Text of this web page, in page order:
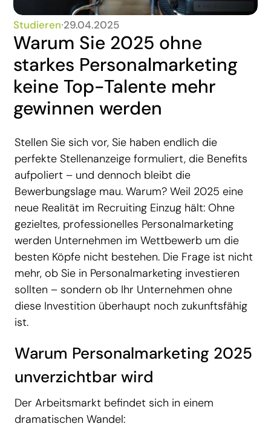
Studieren∙29.04.2025
Warum Sie 2025 ohne
starkes Personalmarketing
keine Top-Talente mehr
gewinnen werden
Stellen Sie sich vor, Sie haben endlich die
perfekte Stellenanzeige formuliert, die Benefits
aufpoliert – und dennoch bleibt die
Bewerbungslage mau. Warum? Weil 2025 eine
neue Realität im Recruiting Einzug hält: Ohne
gezieltes, professionelles Personalmarketing
werden Unternehmen im Wettbewerb um die
besten Köpfe nicht bestehen. Die Frage ist nicht
mehr, ob Sie in Personalmarketing investieren
sollten – sondern ob Ihr Unternehmen ohne
diese Investition überhaupt noch zukunftsfähig
ist.
Warum Personalmarketing 2025
unverzichtbar wird
Der Arbeitsmarkt befindet sich in einem
dramatischen Wandel: